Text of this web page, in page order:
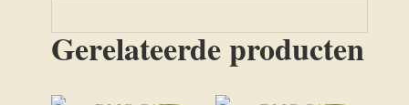
Gerelateerde producten